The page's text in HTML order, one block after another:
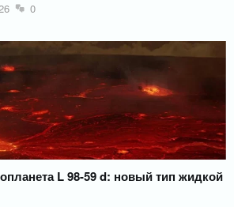
0
L 98-59 d: новый тип жидкой